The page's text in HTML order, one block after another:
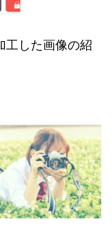
工した画像の紹